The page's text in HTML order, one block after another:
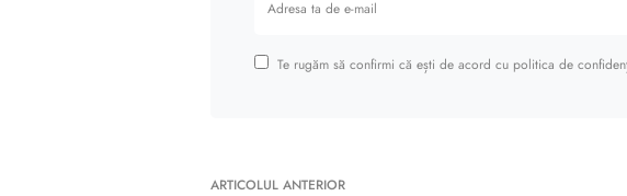
Te rugăm să confirmi că ești de acord cu politica de
ARTICOLUL ANTERIOR